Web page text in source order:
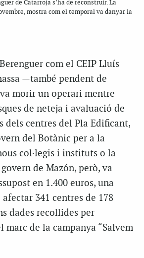
de Catarroja s’ha de reconstruir. La
mostra com el temporal va danyar la
com el CEIP Lluís
—també pendent de
morir un operari mentre
de neteja i avaluació de
dels centres del Pla Edificant,
del Botànic per a la
col·legis i instituts o la
de Mazón, però, va
en 1.400 euros, una
341 centres de 178
dades recollides per
marc de la campanya “Salvem